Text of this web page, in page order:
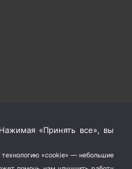
«Принять все», вы
«cookie» — небольшие